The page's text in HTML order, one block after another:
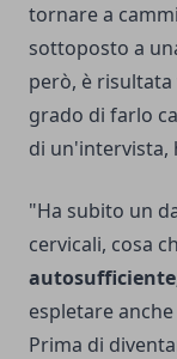
tornare a
sottoposto a
però, è
grado di farlo
di un'intervista,
"Ha subito un
cervicali, cosa
espletare
Prima di